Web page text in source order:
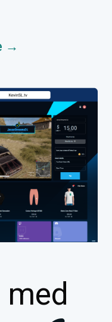
→
med